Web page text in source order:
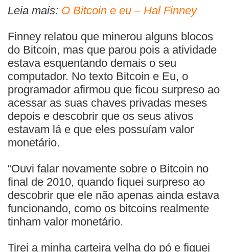
Leia mais: O Bitcoin e eu – Hal Finney
Finney relatou que minerou alguns blocos
do Bitcoin, mas que parou pois a atividade
estava esquentando demais o seu
computador. No texto Bitcoin e Eu, o
programador afirmou que ficou surpreso ao
acessar as suas chaves privadas meses
depois e descobrir que os seus ativos
estavam lá e que eles possuíam valor
monetário.
“Ouvi falar novamente sobre o Bitcoin no
final de 2010, quando fiquei surpreso ao
descobrir que ele não apenas ainda estava
funcionando, como os bitcoins realmente
tinham valor monetário.
Tirei a minha carteira velha do pó e fiquei